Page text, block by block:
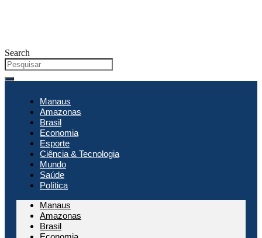
Search
Manaus
Amazonas
Brasil
Economia
Esporte
Ciência & Tecnologia
Mundo
Saúde
Política
Manaus
Amazonas
Brasil